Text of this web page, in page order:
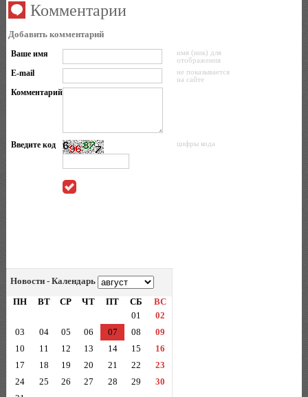
Комментарии
Добавить комментарий
Ваше имя
имя (ник) для
отображения
E-mail
не показывается
на сайте
Комментарий
Введите код цифры кода
Новости - Календарь
ПН
ВТ СР ЧТ ПТ СБ
ВС
01
02
03
04 05 06 07 08
09
10
11 12 13 14 15
16
17
18 19 20 21 22
23
24
25 26 27 28 29
30